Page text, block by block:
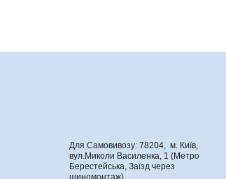
Для Самовивозу: 78204, м. Київ,
вул.Миколи Василенка, 1 (Метро
Берестейська, Заїзд через
шиномонтаж)